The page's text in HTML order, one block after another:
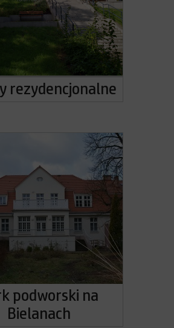
rezydencjonalne
podworski na
Bielanach